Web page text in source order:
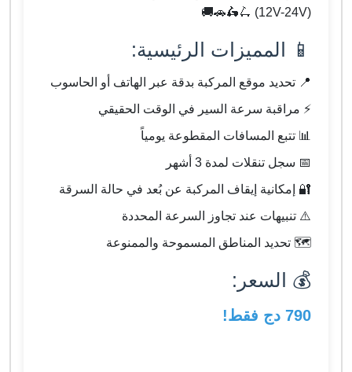
(12V-24V) 🛴🛵🚗🚚
📱 المميزات الرئيسية:
📍 تحديد موقع المركبة بدقة عبر الهاتف أو الحاسوب
⚡ مراقبة سرعة السير في الوقت الحقيقي
📊 تتبع المسافات المقطوعة يومياً
📅 سجل تنقلات لمدة 3 أشهر
🔐 إمكانية إيقاف المركبة عن بُعد في حالة السرقة
⚠️ تنبيهات عند تجاوز السرعة المحددة
🗺️ تحديد المناطق المسموحة والممنوعة
💰 السعر:
790 دج فقط!